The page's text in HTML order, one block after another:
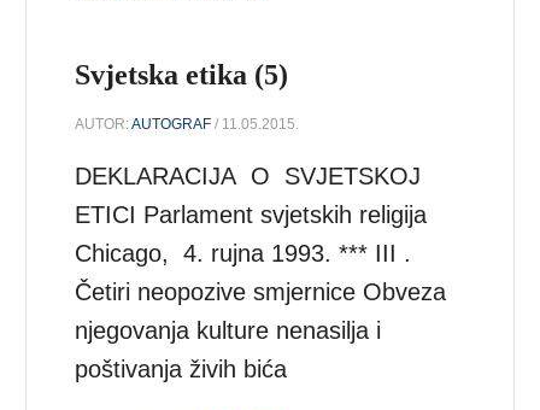
Svjetska etika (5)
AUTOR:AUTOGRAF / 11.05.2015.
DEKLARACIJA O SVJETSKOJ
ETICI Parlament svjetskih religija
Chicago, 4. rujna 1993. *** III .
Četiri neopozive smjernice Obveza
njegovanja kulture nenasilja i
poštivanja živih bića